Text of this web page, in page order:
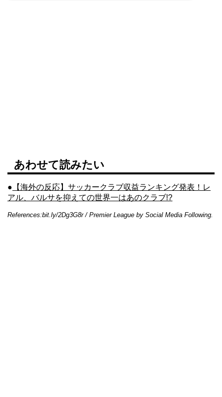
あわせて読みたい
● 【海外の反応】サッカークラブ収益ランキング発表！レ
アル、バルサを抑えての世界一はあのクラブ!?
References:bit.ly/2Dg3G8r / Premier League by Social Media Following.